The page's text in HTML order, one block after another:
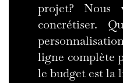
projet? Nous
concrétiser.
ligne complète
le budget est la